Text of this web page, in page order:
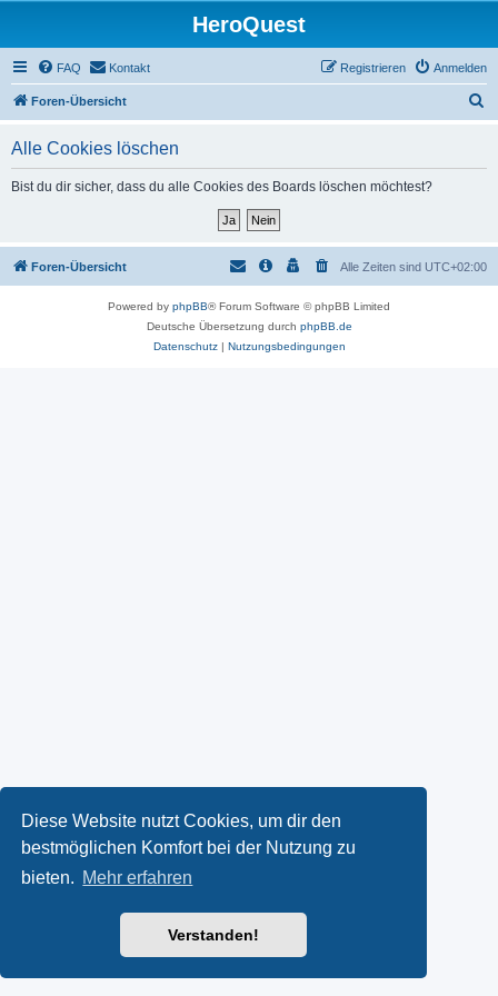
Diese Website nutzt Cookies, um dir den
bestmöglichen Komfort bei der Nutzung zu
bieten. Mehr erfahren
Verstanden!
HeroQuest
FAQ Kontakt Anmelden
Registrieren
Foren-Übersicht
Alle Cookies löschen
Bist du dir sicher, dass du alle Cookies des Boards löschen möchtest?
Foren-Übersicht Alle Zeiten sind UTC+02:00
Powered by phpBB® Forum Software © phpBB Limited
Deutsche Übersetzung durch phpBB.de
Datenschutz| Nutzungsbedingungen